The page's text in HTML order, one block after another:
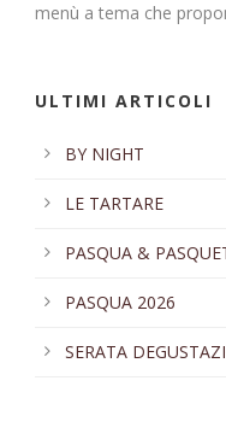
menù a tema che
ULTIMI ARTICOLI
BY NIGHT
LE TARTARE
PASQUA &
PASQUA 2026
SERATA